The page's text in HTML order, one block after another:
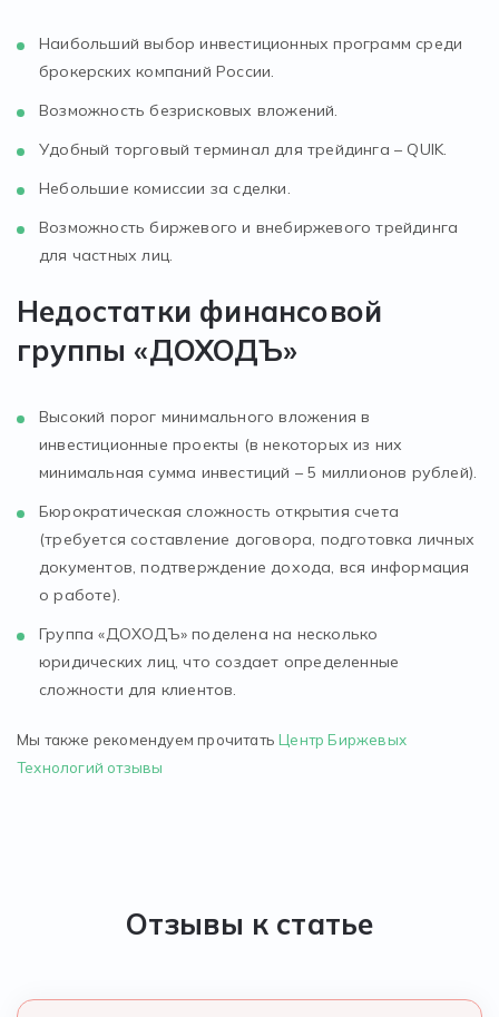
Наибольший выбор инвестиционных программ среди
брокерских компаний России.
Возможность безрисковых вложений.
Удобный торговый терминал для трейдинга – QUIK.
Небольшие комиссии за сделки.
Возможность биржевого и внебиржевого трейдинга
для частных лиц.
Недостатки финансовой
группы «ДОХОДЪ»
Высокий порог минимального вложения в
инвестиционные проекты (в некоторых из них
минимальная сумма инвестиций – 5 миллионов рублей).
Бюрократическая сложность открытия счета
(требуется составление договора, подготовка личных
документов, подтверждение дохода, вся информация
о работе).
Группа «ДОХОДЪ» поделена на несколько
юридических лиц, что создает определенные
сложности для клиентов.
Мы также рекомендуем прочитатьЦентр Биржевых
Технологий отзывы
Отзывы к статье